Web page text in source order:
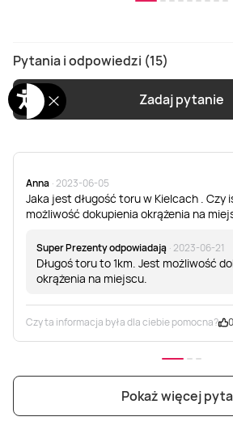
Pytania i odpowiedzi (15)
Zadaj pytanie
Anna · 2023-06-05
Jaka jest długość toru w Kielcach . Czy
możliwość dokupienia okrążenia na
Super Prezenty odpowiadają · 2023-06-21
Długoś toru to 1km. Jest możliwość
okrążenia na miejscu.
Czy ta informacja była dla ciebie pomocna? 0
Pokaż więcej